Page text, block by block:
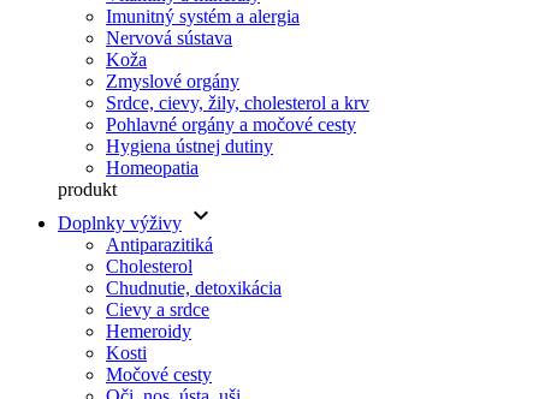
Imunitný systém a alergia
Nervová sústava
Koža
Zmyslové orgány
Srdce, cievy, žily, cholesterol a krv
Pohlavné orgány a močové cesty
Hygiena ústnej dutiny
Homeopatia
produkt
Doplnky výživy keyboard_arrow_down
Antiparazitiká
Cholesterol
Chudnutie, detoxikácia
Cievy a srdce
Hemeroidy
Kosti
Močové cesty